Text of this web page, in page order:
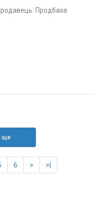
Продбаза
ще
6 > >|